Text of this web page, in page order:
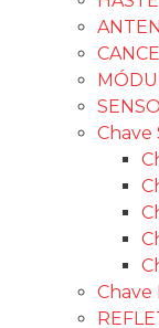
SOM